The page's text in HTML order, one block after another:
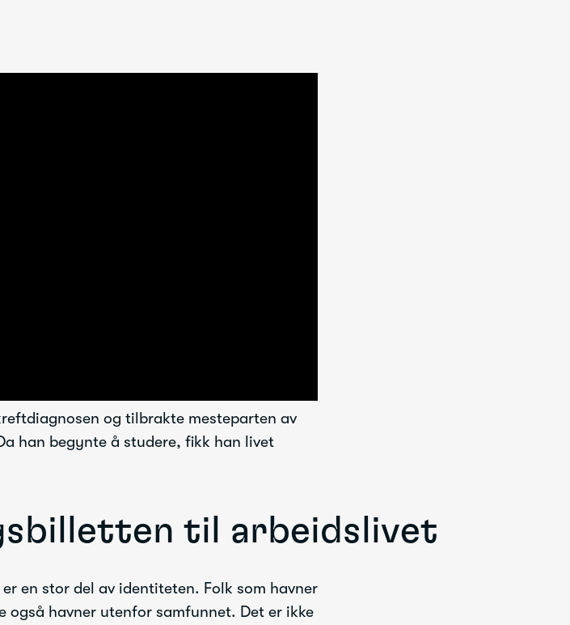
og tilbrakte mesteparten av
han begynte å studere, fikk han livet
til arbeidslivet
en stor del av identiteten. Folk som havner
havner utenfor samfunnet. Det er ikke